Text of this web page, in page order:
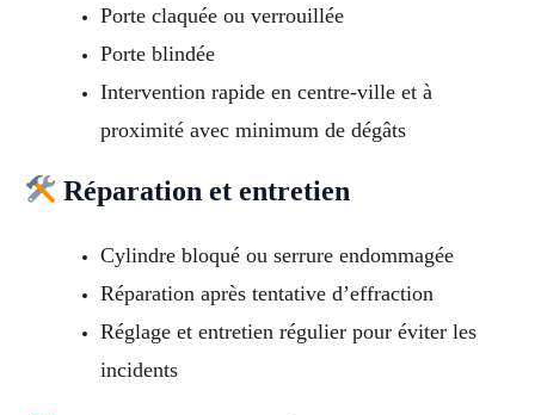
Porte claquée ou verrouillée
Porte blindée
Intervention rapide en centre-ville et à
proximité avec minimum de dégâts
Réparation et entretien
Cylindre bloqué ou serrure endommagée
Réparation après tentative d’effraction
Réglage et entretien régulier pour éviter les
incidents